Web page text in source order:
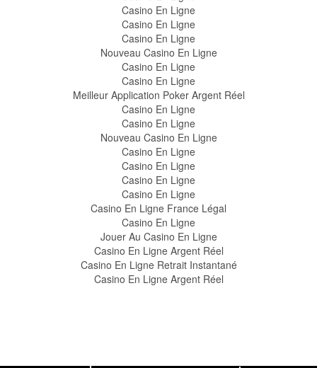
Casino En Ligne
Casino En Ligne
Casino En Ligne
Nouveau Casino En Ligne
Casino En Ligne
Casino En Ligne
Meilleur Application Poker Argent Réel
Casino En Ligne
Casino En Ligne
Nouveau Casino En Ligne
Casino En Ligne
Casino En Ligne
Casino En Ligne
Casino En Ligne
Casino En Ligne France Légal
Casino En Ligne
Jouer Au Casino En Ligne
Casino En Ligne Argent Réel
Casino En Ligne Retrait Instantané
Casino En Ligne Argent Réel